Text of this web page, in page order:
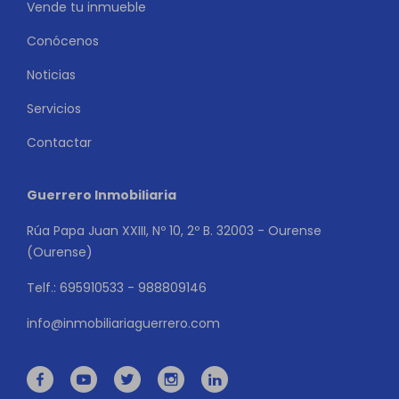
Vende tu inmueble
Conócenos
Noticias
Servicios
Contactar
Guerrero Inmobiliaria
Rúa Papa Juan XXIII, Nº 10, 2º B. 32003 - Ourense
(Ourense)
Telf.: 695910533 - 988809146
info@inmobiliariaguerrero.com